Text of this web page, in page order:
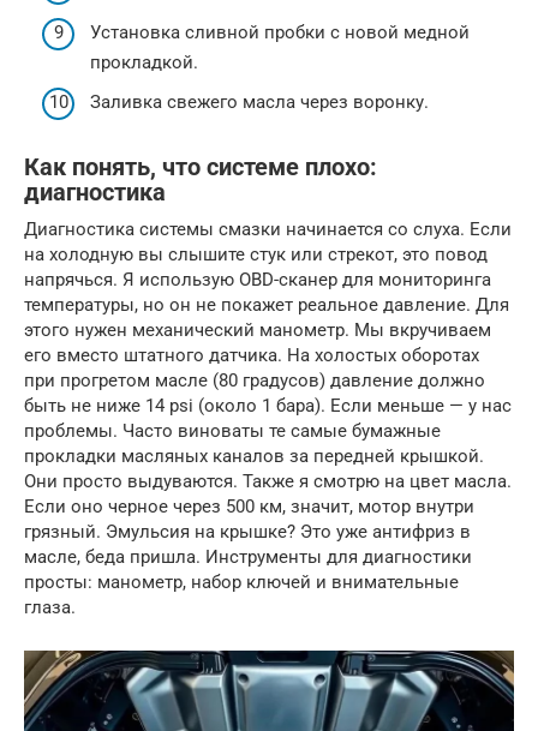
Установка сливной пробки с новой медной
прокладкой.
Заливка свежего масла через воронку.
Как понять, что системе плохо:
диагностика
Диагностика системы смазки начинается со слуха. Если
на холодную вы слышите стук или стрекот, это повод
напрячься. Я использую OBD-сканер для мониторинга
температуры, но он не покажет реальное давление. Для
этого нужен механический манометр. Мы вкручиваем
его вместо штатного датчика. На холостых оборотах
при прогретом масле (80 градусов) давление должно
быть не ниже 14 psi (около 1 бара). Если меньше — у нас
проблемы. Часто виноваты те самые бумажные
прокладки масляных каналов за передней крышкой.
Они просто выдуваются. Также я смотрю на цвет масла.
Если оно черное через 500 км, значит, мотор внутри
грязный. Эмульсия на крышке? Это уже антифриз в
масле, беда пришла. Инструменты для диагностики
просты: манометр, набор ключей и внимательные
глаза.